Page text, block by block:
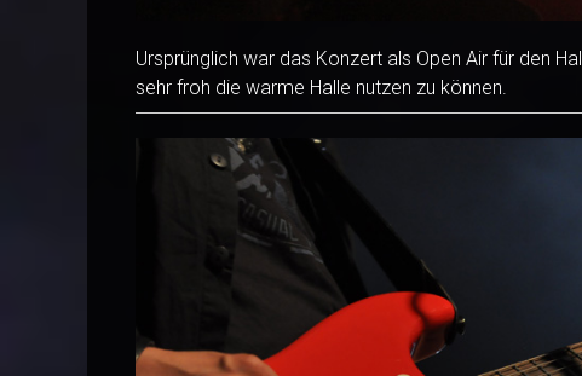
Ursprünglich war das Konzert als Open Air für den
sehr froh die warme Halle nutzen zu können.